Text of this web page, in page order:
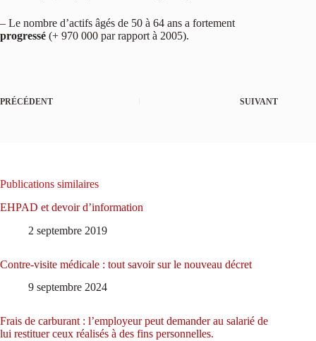
– Le nombre d’actifs âgés de 50 à 64 ans a fortement
progressé (+ 970 000 par rapport à 2005).
PRÉCÉDENT SUIVANT
Publications similaires
EHPAD et devoir d’information
2 septembre 2019
Contre-visite médicale : tout savoir sur le nouveau décret
9 septembre 2024
Frais de carburant : l’employeur peut demander au salarié de
lui restituer ceux réalisés à des fins personnelles.